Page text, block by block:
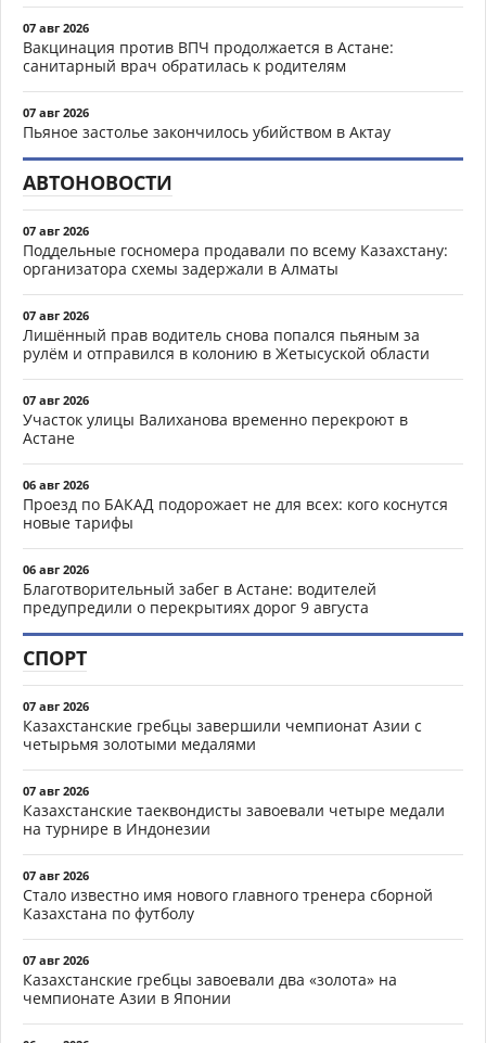
07 авг 2026
Вакцинация против ВПЧ продолжается в Астане:
санитарный врач обратилась к родителям
07 авг 2026
Пьяное застолье закончилось убийством в Актау
АВТОНОВОСТИ
07 авг 2026
Поддельные госномера продавали по всему Казахстану:
организатора схемы задержали в Алматы
07 авг 2026
Лишённый прав водитель снова попался пьяным за
рулём и отправился в колонию в Жетысуской области
07 авг 2026
Участок улицы Валиханова временно перекроют в
Астане
06 авг 2026
Проезд по БАКАД подорожает не для всех: кого коснутся
новые тарифы
06 авг 2026
Благотворительный забег в Астане: водителей
предупредили о перекрытиях дорог 9 августа
СПОРТ
07 авг 2026
Казахстанские гребцы завершили чемпионат Азии с
четырьмя золотыми медалями
07 авг 2026
Казахстанские таеквондисты завоевали четыре медали
на турнире в Индонезии
07 авг 2026
Стало известно имя нового главного тренера сборной
Казахстана по футболу
07 авг 2026
Казахстанские гребцы завоевали два «золота» на
чемпионате Азии в Японии